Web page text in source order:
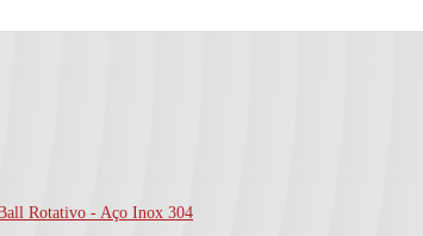
Rotativo - Aço Inox 304